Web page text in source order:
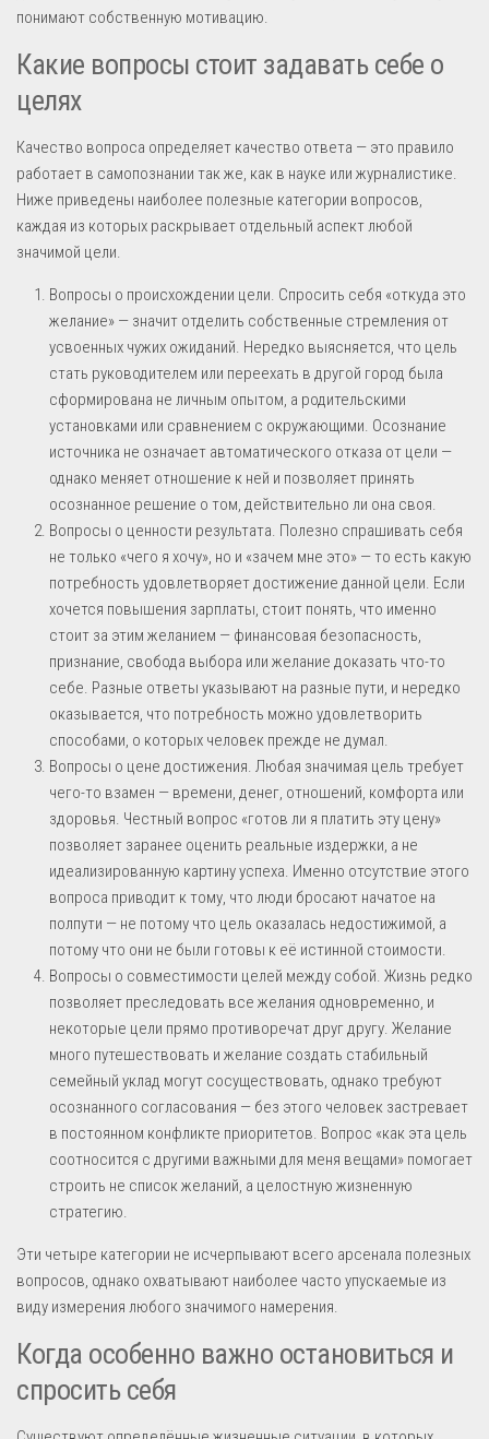
понимают собственную мотивацию.
Какие вопросы стоит задавать себе о
целях
Качество вопроса определяет качество ответа — это правило
работает в самопознании так же, как в науке или журналистике.
Ниже приведены наиболее полезные категории вопросов,
каждая из которых раскрывает отдельный аспект любой
значимой цели.
Вопросы о происхождении цели. Спросить себя «откуда это
желание» — значит отделить собственные стремления от
усвоенных чужих ожиданий. Нередко выясняется, что цель
стать руководителем или переехать в другой город была
сформирована не личным опытом, а родительскими
установками или сравнением с окружающими. Осознание
источника не означает автоматического отказа от цели —
однако меняет отношение к ней и позволяет принять
осознанное решение о том, действительно ли она своя.
Вопросы о ценности результата. Полезно спрашивать себя
не только «чего я хочу», но и «зачем мне это» — то есть какую
потребность удовлетворяет достижение данной цели. Если
хочется повышения зарплаты, стоит понять, что именно
стоит за этим желанием — финансовая безопасность,
признание, свобода выбора или желание доказать что-то
себе. Разные ответы указывают на разные пути, и нередко
оказывается, что потребность можно удовлетворить
способами, о которых человек прежде не думал.
Вопросы о цене достижения. Любая значимая цель требует
чего-то взамен — времени, денег, отношений, комфорта или
здоровья. Честный вопрос «готов ли я платить эту цену»
позволяет заранее оценить реальные издержки, а не
идеализированную картину успеха. Именно отсутствие этого
вопроса приводит к тому, что люди бросают начатое на
полпути — не потому что цель оказалась недостижимой, а
потому что они не были готовы к её истинной стоимости.
Вопросы о совместимости целей между собой. Жизнь редко
позволяет преследовать все желания одновременно, и
некоторые цели прямо противоречат друг другу. Желание
много путешествовать и желание создать стабильный
семейный уклад могут сосуществовать, однако требуют
осознанного согласования — без этого человек застревает
в постоянном конфликте приоритетов. Вопрос «как эта цель
соотносится с другими важными для меня вещами» помогает
строить не список желаний, а целостную жизненную
стратегию.
Эти четыре категории не исчерпывают всего арсенала полезных
вопросов, однако охватывают наиболее часто упускаемые из
виду измерения любого значимого намерения.
Когда особенно важно остановиться и
спросить себя